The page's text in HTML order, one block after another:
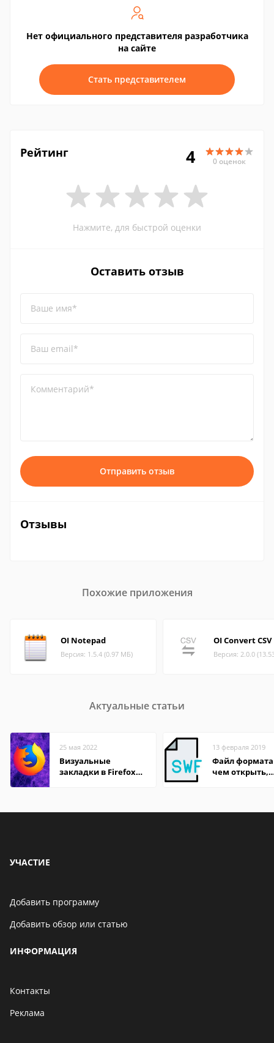
Нет официального представителя разработчика
на сайте
Стать представителем
Рейтинг 4 0 оценок
Нажмите, для быстрой оценки
Оставить отзыв
Ваше имя*
Ваш email*
Комментарий*
Отправить отзыв
Отзывы
Похожие приложения
OI Notepad
Версия: 1.5.4 (0.97 МБ)
OI Convert CSV
Версия: 2.0.0
Актуальные статьи
25 мая 2022
Визуальные
закладки в Firefox
13 февраля 2019
Файл формата
чем открыть,
УЧАСТИЕ
Добавить программу
Добавить обзор или статью
ИНФОРМАЦИЯ
Контакты
Реклама